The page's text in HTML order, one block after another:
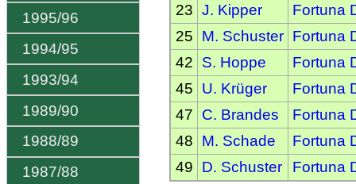
1995/96
1994/95
1993/94
1989/90
1988/89
1987/88
23 J. Kipper
Fortuna
25
M. Schuster Fortuna
42
S. Hoppe
Fortuna
45
U. Krüger
Fortuna
47
C. Brandes
Fortuna
48
M. Schade
Fortuna
49
D. Schuster Fortuna